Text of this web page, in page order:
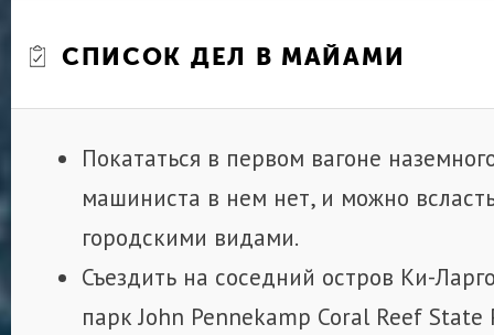
СПИСОК ДЕЛ В МАЙАМИ
Покататься в первом вагоне
машиниста в нем нет, и можно
городскими видами.
Съездить на соседний остров Ки-
парк John Pennekamp Coral Reef State